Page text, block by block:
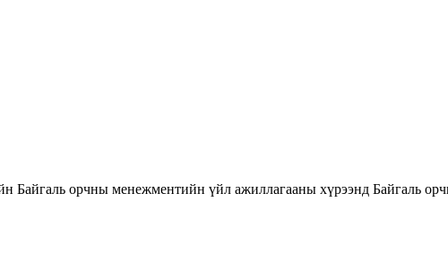
орчны менежментийн үйл ажиллагааны хүрээнд Байгаль